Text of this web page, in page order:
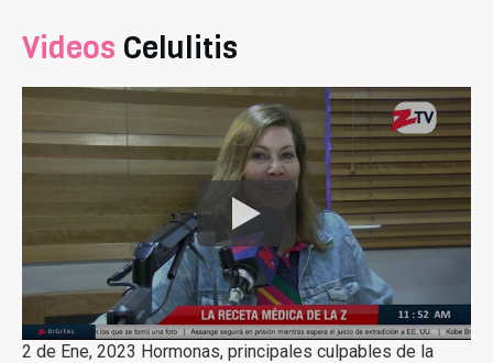
Videos Celulitis
2 de Ene, 2023 Hormonas, principales culpables de la